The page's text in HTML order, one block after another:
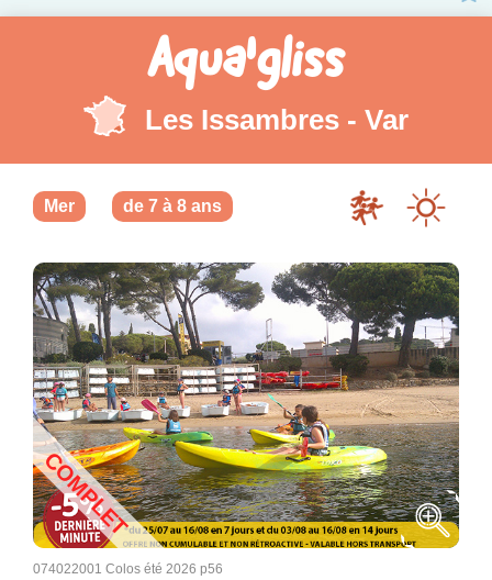
Aqua'gliss
Les Issambres - Var
Mer de 7 à 8 ans
COMPLET
074022001 Colos été 2026 p56